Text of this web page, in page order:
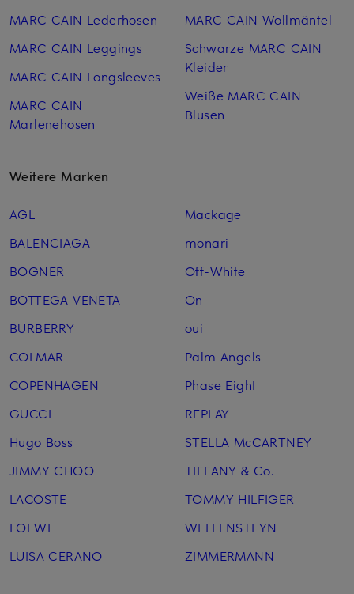
MARC CAIN Lederhosen
MARC CAIN Leggings
MARC CAIN Longsleeves
MARC CAIN
Marlenehosen
MARC CAIN Woll­mäntel
Schwarze MARC CAIN
Kleider
Weiße MARC CAIN
Blusen
Weitere Marken
AGL
BALENCIAGA
BOGNER
BOTTEGA VENETA
BURBERRY
COLMAR
COPENHAGEN
GUCCI
Hugo Boss
JIMMY CHOO
LACOSTE
LOEWE
LUISA CERANO
Mackage
monari
Off-White
On
oui
Palm Angels
Phase Eight
REPLAY
STELLA McCARTNEY
TIFFANY & Co.
TOMMY HILFIGER
WELLENSTEYN
ZIMMERMANN